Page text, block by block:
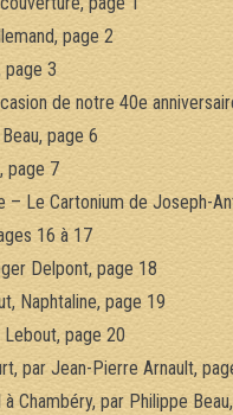
page 2
page 3
de notre 40e
page 6
page 7
Le Cartonium de Joseph-
16 à 17
Delpont, page 18
Naphtaline, page 19
page 20
par Jean-Pierre Arnault,
Chambéry, par Philippe